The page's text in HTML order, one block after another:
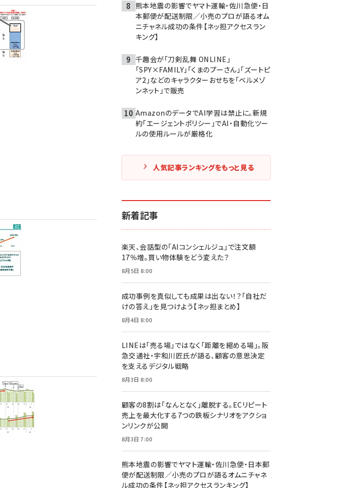
熊本地震の影響でヤマト運輸・佐川急便・日
本郵便が配送制限／小売のプロが語るオム
ニチャネル成功の条件【ネッ担アクセスラン
キング】
千趣会が「刀剣乱舞 ONLINE」
「SPY×FAMILY」「くまのプーさん」「ズートピ
ア2」などのキャラクターおせちを「ベルメゾ
ンネット」で販売
AmazonのデータでAI学習は禁止に。新規
約「エージェントポリシー」でAI・自動化ツー
ルの使用ルールが厳格化
人気記事ランキングをもっと見る
新着記事
楽天、会話型の「AIコンシェルジュ」で注文額
17％増。買い物体験をどう変えた？
8月5日 8:00
成功事例を真似しても成果は出ない！？「自社だ
けの答え」を見つけよう【ネッ担まとめ】
8月4日 8:00
LINEは「売る場」ではなく「距離を縮める場」。阪
急交通社・宇和川匠氏が語る、顧客の意思決定
を支えるデジタル戦略
8月3日 8:00
顧客の8割は「なんとなく」離脱する。ECリピート
売上を最大化する7つの鉄板シナリオをアクショ
ンリンクが公開
8月3日 7:00
熊本地震の影響でヤマト運輸・佐川急便・日本郵
便が配送制限／小売のプロが語るオムニチャネ
ル成功の条件【ネッ担アクセスランキング】